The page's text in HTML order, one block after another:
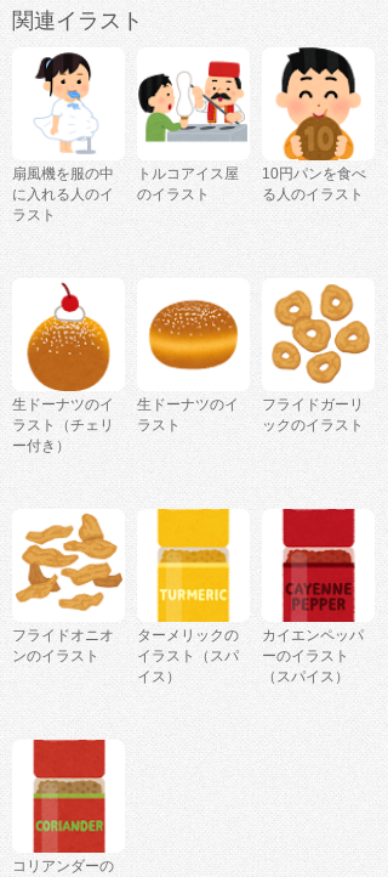
関連イラスト
扇風機を服の中
に入れる人のイ
ラスト
トルコアイス屋
のイラスト
10円パンを食べ
る人のイラスト
生ドーナツのイ
ラスト（チェリ
ー付き）
生ドーナツのイ
ラスト
フライドガーリ
ックのイラスト
フライドオニオ
ンのイラスト
ターメリックの
イラスト（スパ
イス）
カイエンペッパ
ーのイラスト
（スパイス）
コリアンダーの